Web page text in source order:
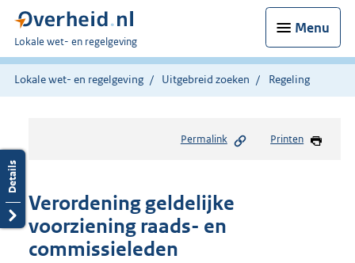
Menu
U
bent
hier:
Lokale wet- en regelgeving
Lokale wet- en regelgeving Uitgebreid zoeken Regeling
Permalink Printen
Verordening geldelijke
voorziening raads- en
commissieleden